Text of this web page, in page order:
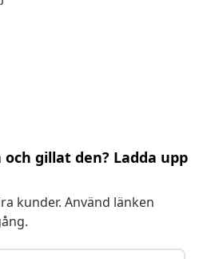
gillat den? Ladda upp
kunder. Använd länken